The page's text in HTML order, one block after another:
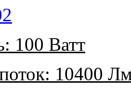
100 Ватт
10400